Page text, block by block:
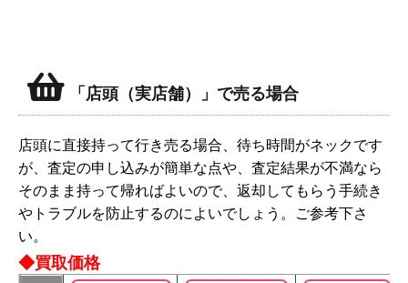
「店頭（実店舗）」で売る場合
店頭に直接持って行き売る場合、待ち時間がネックです
が、査定の申し込みが簡単な点や、査定結果が不満なら
そのまま持って帰ればよいので、返却してもらう手続き
やトラブルを防止するのによいでしょう。ご参考下さ
い。
◆買取価格